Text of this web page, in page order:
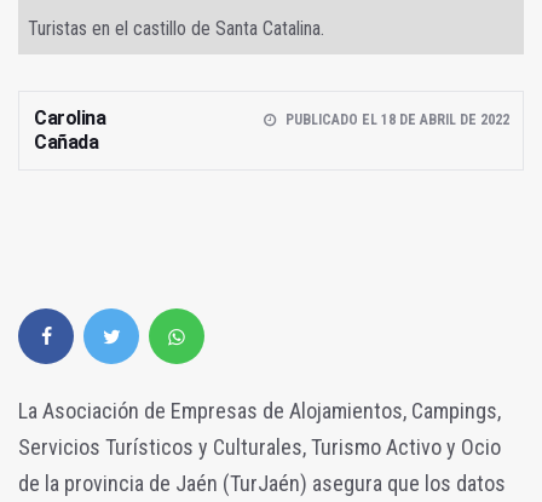
Turistas en el castillo de Santa Catalina.
Carolina
Cañada
PUBLICADO EL 18 DE ABRIL DE 2022
La Asociación de Empresas de Alojamientos, Campings,
Servicios Turísticos y Culturales, Turismo Activo y Ocio
de la provincia de Jaén (TurJaén) asegura que los datos